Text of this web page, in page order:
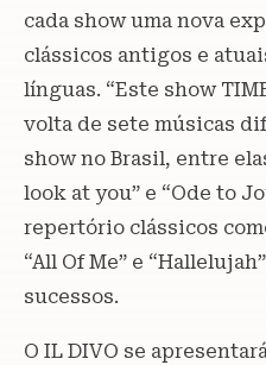
cada show uma nova
clássicos antigos e
línguas. “Este show
volta de sete músicas
show no Brasil, entre
look at you” e “Ode to
repertório clássicos
“All Of Me” e
sucessos.
O IL DIVO se